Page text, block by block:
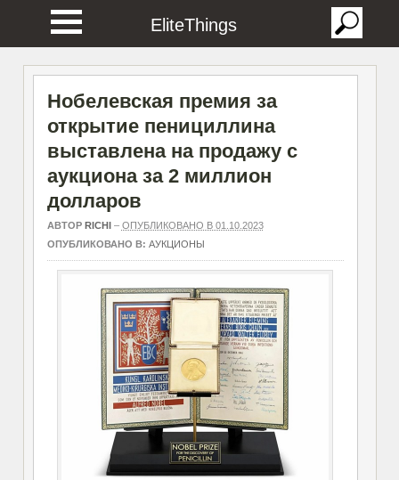
EliteThings
Нобелевская премия за
открытие пенициллина
выставлена на продажу с
аукциона за 2 миллион
долларов
АВТОР RICHI– ОПУБЛИКОВАНО В 01.10.2023
ОПУБЛИКОВАНО В: АУКЦИОНЫ